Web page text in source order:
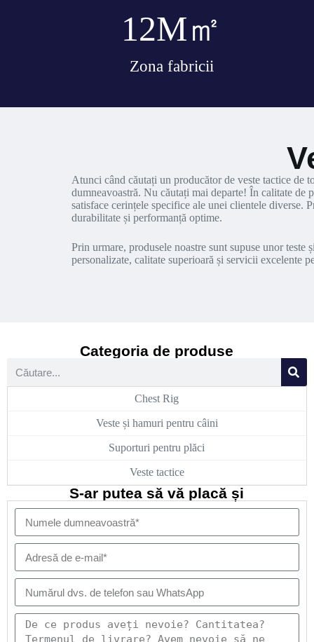
Zona fabricii
12M㎡
Atunci când căutați un producător de veste tactice de
dumneavoastră. Nu căutați mai departe! În calitate de
satisface cerințele specifice ale unei clientele diverse.
durabilitate și performanță optime.
Prin urmare, produsele noastre sunt supuse unor
personalizate, calitate superioară și servicii excelente
Categoria de produse
Chest Rig
Veste și hamuri pentru câini
Suporturi pentru plăci
Veste tactice
S-ar putea să vă placă și